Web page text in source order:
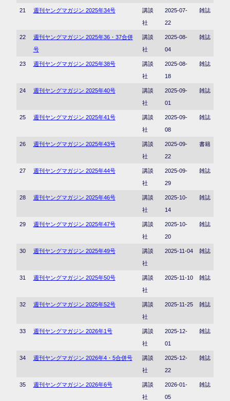
21 週刊ヤングマガジン 2025年34号
講談
社
2025-07-
22
雑誌
22
週刊ヤングマガジン 2025年36・37合併
号
講談
社
2025-08-
04
雑誌
23 週刊ヤングマガジン 2025年38号
講談
社
2025-08-
18
雑誌
24 週刊ヤングマガジン 2025年40号
講談
社
2025-09-
01
雑誌
25 週刊ヤングマガジン 2025年41号
講談
社
2025-09-
08
雑誌
26 週刊ヤングマガジン 2025年43号
講談
社
2025-09-
22
書籍
27 週刊ヤングマガジン 2025年44号
講談
社
2025-09-
29
雑誌
28 週刊ヤングマガジン 2025年46号
講談
社
2025-10-
14
雑誌
29 週刊ヤングマガジン 2025年47号
講談
社
2025-10-
20
雑誌
30 週刊ヤングマガジン 2025年49号
講談
社
2025-11-04 雑誌
31 週刊ヤングマガジン 2025年50号
講談
社
2025-11-10 雑誌
32 週刊ヤングマガジン 2025年52号
講談
社
2025-11-25 雑誌
33 週刊ヤングマガジン 2026年1号
講談
社
2025-12-
01
雑誌
34 週刊ヤングマガジン 2026年4・5合併号
講談
社
2025-12-
22
雑誌
35 週刊ヤングマガジン 2026年6号
講談
社
2026-01-
05
雑誌